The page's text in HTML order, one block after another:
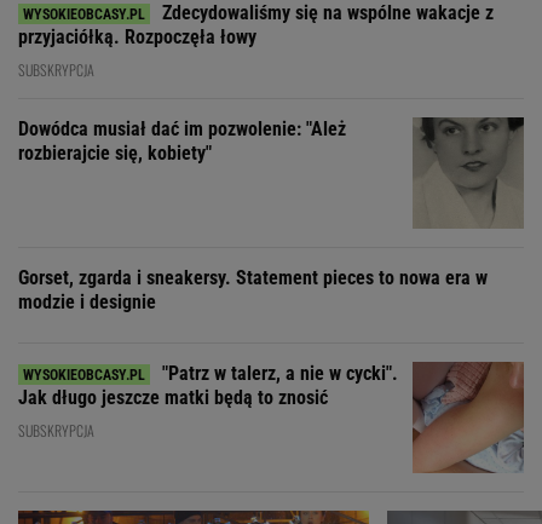
Zdecydowaliśmy się na wspólne wakacje z
przyjaciółką. Rozpoczęła łowy
SUBSKRYPCJA
Dowódca musiał dać im pozwolenie: "Ależ
rozbierajcie się, kobiety"
Gorset, zgarda i sneakersy. Statement pieces to nowa era w
modzie i designie
"Patrz w talerz, a nie w cycki".
Jak długo jeszcze matki będą to znosić
SUBSKRYPCJA